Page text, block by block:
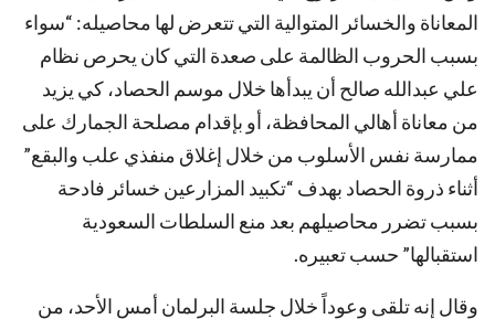
المعاناة والخسائر المتوالية التي تتعرض لها محاصيله: “سواء
بسبب الحروب الظالمة على صعدة التي كان يحرص نظام
علي عبدالله صالح أن يبدأها خلال موسم الحصاد، كي يزيد
من معاناة أهالي المحافظة، أو بإقدام مصلحة الجمارك على
ممارسة نفس الأسلوب من خلال إغلاق منفذي علب والبقع”
أثناء ذروة الحصاد بهدف “تكبيد المزارعين خسائر فادحة
بسبب تضرر محاصيلهم بعد منع السلطات السعودية
استقبالها” حسب تعبيره.
وقال إنه تلقى وعوداً خلال جلسة البرلمان أمس الأحد، من